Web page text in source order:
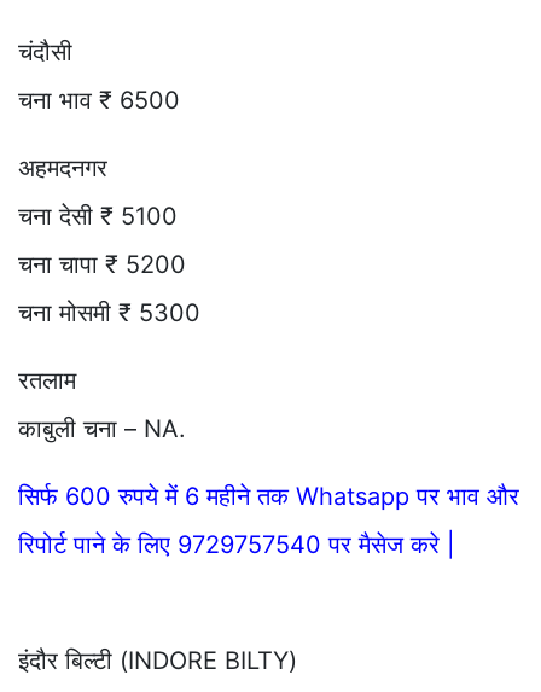
चंदौसी
चना भाव ₹ 6500
अहमदनगर
चना देसी ₹ 5100
चना चापा ₹ 5200
चना मोसमी ₹ 5300
रतलाम
काबुली चना – NA.
सिर्फ 600 रुपये में 6 महीने तक Whatsapp पर भाव और
रिपोर्ट पाने के लिए 9729757540 पर मैसेज करे |
इंदौर बिल्टी (INDORE BILTY)